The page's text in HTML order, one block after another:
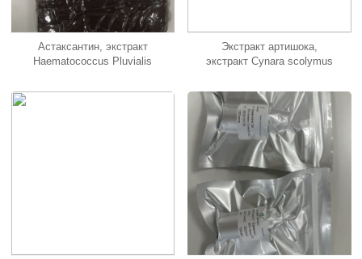
Астаксантин, экстракт
Haematococcus Pluvialis
Экстракт артишока,
экстракт Cynara scolymus